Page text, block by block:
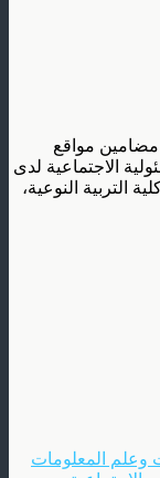
نحو مضامين مواقع
الاجتماعية لدى
التربية النوعية،
وعلم المعلومات